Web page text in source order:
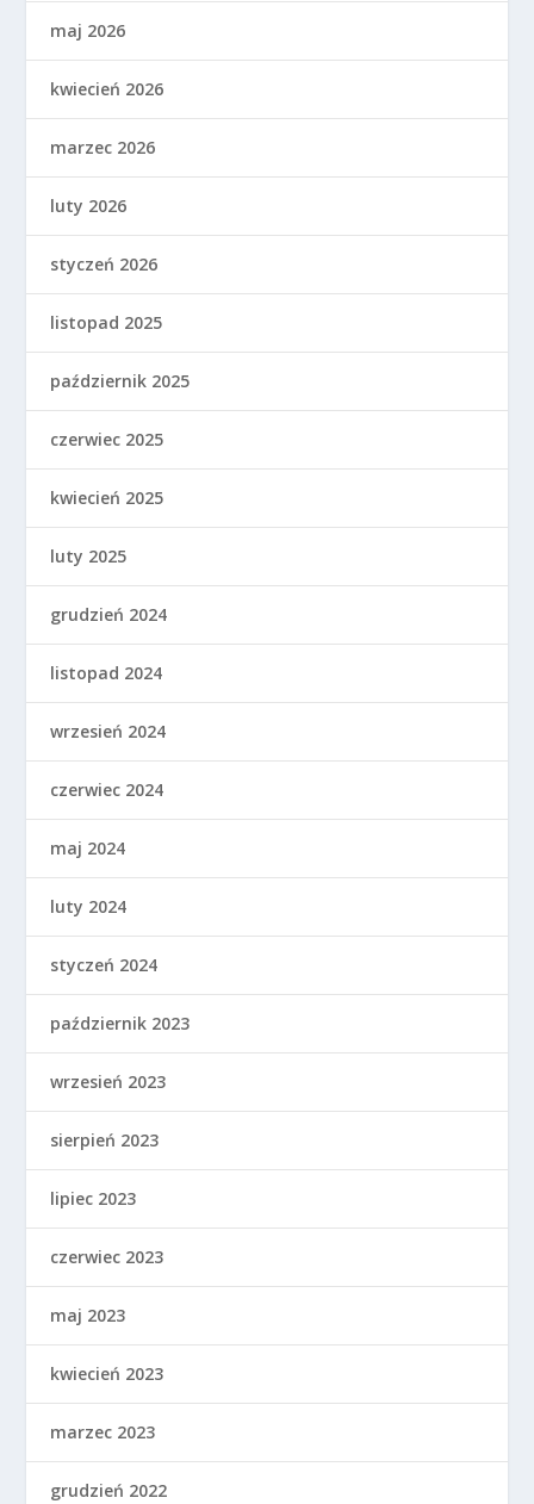
maj 2026
kwiecień 2026
marzec 2026
luty 2026
styczeń 2026
listopad 2025
październik 2025
czerwiec 2025
kwiecień 2025
luty 2025
grudzień 2024
listopad 2024
wrzesień 2024
czerwiec 2024
maj 2024
luty 2024
styczeń 2024
październik 2023
wrzesień 2023
sierpień 2023
lipiec 2023
czerwiec 2023
maj 2023
kwiecień 2023
marzec 2023
grudzień 2022